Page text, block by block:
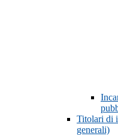
Titolari di
generali)